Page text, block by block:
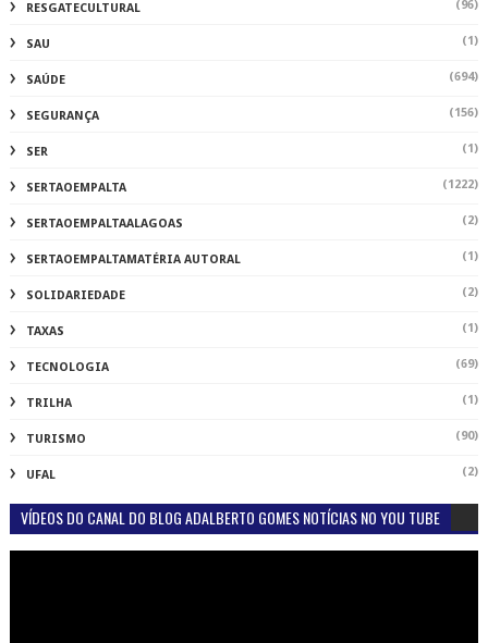
RESGATECULTURAL (96)
SAU (1)
SAÚDE (694)
SEGURANÇA (156)
SER (1)
SERTAOEMPALTA (1222)
SERTAOEMPALTAALAGOAS (2)
SERTAOEMPALTAMATÉRIA AUTORAL (1)
SOLIDARIEDADE (2)
TAXAS (1)
TECNOLOGIA (69)
TRILHA (1)
TURISMO (90)
UFAL (2)
VÍDEOS DO CANAL DO BLOG ADALBERTO GOMES NOTÍCIAS NO YOU TUBE